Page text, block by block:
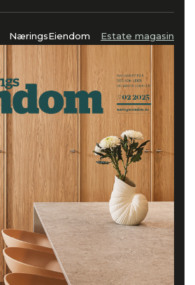
NæringsEiendom Estate magasin